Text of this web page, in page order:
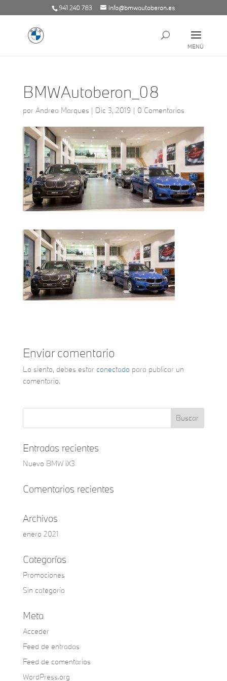
941 240 783 info@bmwautoberon.es
BMWAutoberon_08
por Andrea Marques | Dic 3, 2019 | 0 Comentarios
Enviar comentario
Lo siento, debes estar conectado para publicar un
comentario.
Entradas recientes
Nuevo BMW iX3
Comentarios recientes
Archivos
enero 2021
Categorías
Promociones
Sin categoría
Meta
Acceder
Feed de entradas
Feed de comentarios
WordPress.org